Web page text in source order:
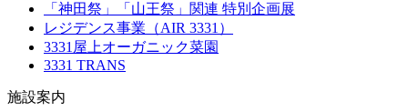
「神田祭」「山王祭」関連 特別企画展
レジデンス事業（AIR 3331）
3331屋上オーガニック菜園
3331 TRANS
施設案内